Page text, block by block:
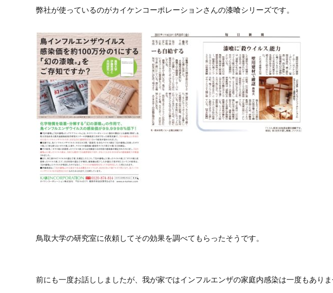
弊社が使っているのがカイケンコーポレーションさんの漆喰シリーズです。
鳥取大学の研究室に依頼してその効果を調べてもらったそうです。
前にも一度お話ししましたが、我が家ではインフルエンザの家庭内感染は一度もあり